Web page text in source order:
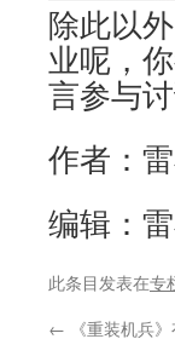
除此以
业呢，
言参与讨
作者：
编辑：
此条目发表在专
← 《重装机兵